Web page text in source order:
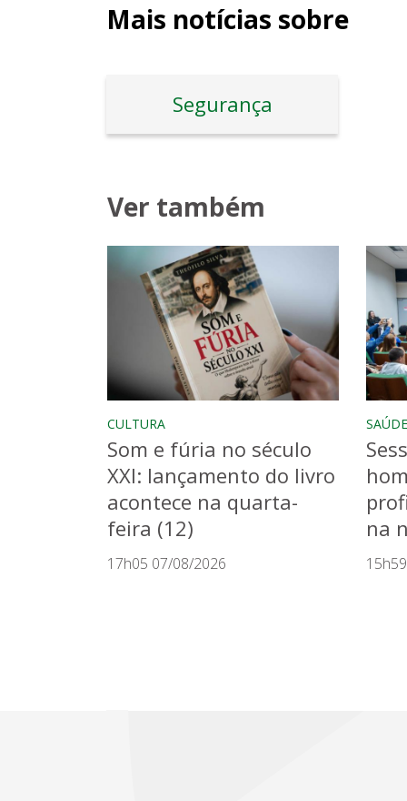
Mais notícias sobre
Segurança
Ver também
CULTURA
Som e fúria no século
XXI: lançamento do livro
acontece na quarta-
feira (12)
17h05 07/08/2026
SAÚDE
na